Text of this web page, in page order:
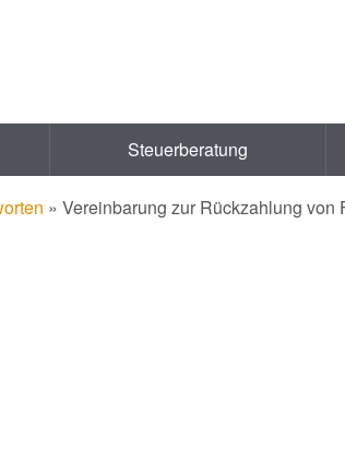
Steuerberatung
» Vereinbarung zur Rückzahlung von